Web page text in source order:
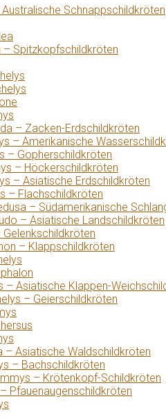
Schnappschildkröten
– Spitzkopfschildkröten
– Zacken-Erdschildkröten
– Amerikanische
– Gopherschildkröten
– Höckerschildkröten
– Asiatische Erdschildkröten
– Flachschildkröten
– Südamerikanische
– Asiatische Landschildkröten
Gelenkschildkröten
– Klappschildkröten
– Asiatische Klappen-
– Geierschildkröten
– Asiatische Waldschildkröten
– Bachschildkröten
– Krötenkopf-Schildkröten
Pfauenaugenschildkröten